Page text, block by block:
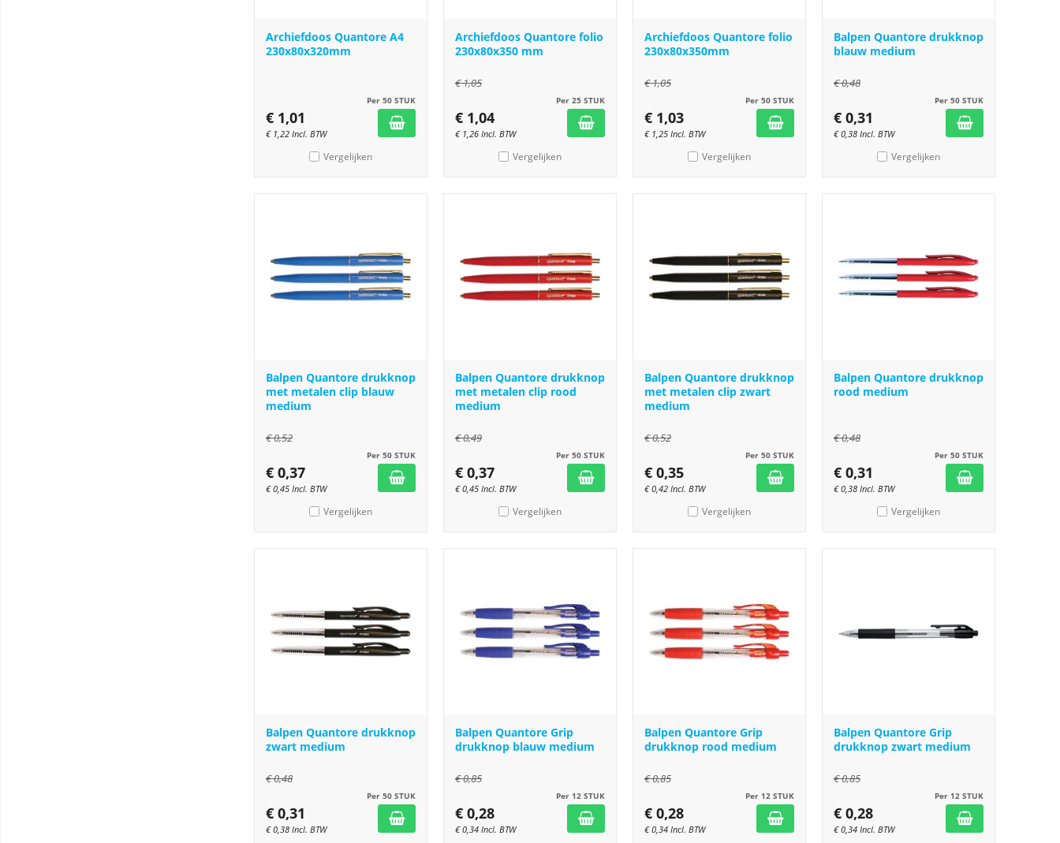
Archiefdoos Quantore A4
230x80x320mm
Per 50 STUK
€ 1,01
€ 1,22 Incl. BTW
Vergelijken
Archiefdoos Quantore folio
230x80x350 mm
€1,05
Per 25 STUK
€ 1,04
€ 1,26 Incl. BTW
Vergelijken
Archiefdoos Quantore folio
230x80x350mm
€1,05
Per 50 STUK
€ 1,03
€ 1,25 Incl. BTW
Vergelijken
Balpen Quantore drukknop
blauw medium
€0,48
Per 50 STUK
€ 0,31
€0,38 Incl. BTW
Vergelijken
Balpen Quantore drukknop
met metalen clip blauw
medium
€0,52
Per 50 STUK
€ 0,37
€0,45 Incl. BTW
Vergelijken
Balpen Quantore drukknop
met metalen clip rood
medium
€0,49
Per 50 STUK
€ 0,37
€0,45 Incl. BTW
Vergelijken
Balpen Quantore drukknop
met metalen clip zwart
medium
€0,52
Per 50 STUK
€ 0,35
€0,42 Incl. BTW
Vergelijken
Balpen Quantore drukknop
rood medium
€0,48
Per 50 STUK
€ 0,31
€0,38 Incl. BTW
Vergelijken
Balpen Quantore drukknop
zwart medium
€0,48
Per 50 STUK
€ 0,31
€0,38 Incl. BTW
Balpen Quantore Grip
drukknop blauw medium
€0,85
Per 12 STUK
€ 0,28
€0,34 Incl. BTW
Balpen Quantore Grip
drukknop rood medium
€0,85
Per 12 STUK
€ 0,28
€0,34 Incl. BTW
Balpen Quantore Grip
drukknop zwart medium
€0,85
Per 12 STUK
€ 0,28
€0,34 Incl. BTW